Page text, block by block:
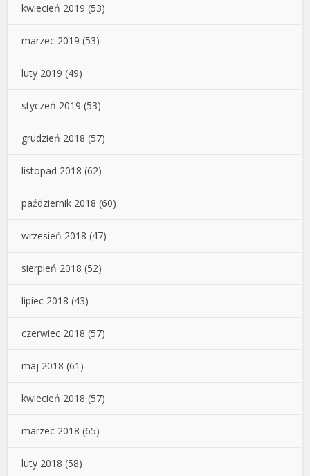
kwiecień 2019 (53)
marzec 2019 (53)
luty 2019 (49)
styczeń 2019 (53)
grudzień 2018 (57)
listopad 2018 (62)
październik 2018 (60)
wrzesień 2018 (47)
sierpień 2018 (52)
lipiec 2018 (43)
czerwiec 2018 (57)
maj 2018 (61)
kwiecień 2018 (57)
marzec 2018 (65)
luty 2018 (58)